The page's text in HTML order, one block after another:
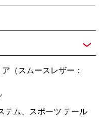
（スムースレザー：
テム、スポーツ テール